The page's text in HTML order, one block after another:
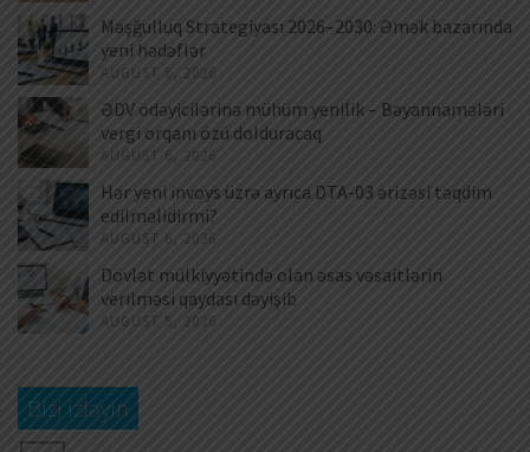
Məşğulluq Strategiyası 2026–2030: Əmək bazarında
yeni hədəflər
AUGUST 6, 2026
ƏDV ödəyicilərinə mühüm yenilik – Bəyannamələri
vergi orqanı özü dolduracaq
AUGUST 6, 2026
Hər yeni invoys üzrə ayrıca DTA-03 ərizəsi təqdim
edilməlidirmi?
AUGUST 6, 2026
Dövlət mülkiyyətində olan əsas vəsaitlərin
verilməsi qaydası dəyişib
AUGUST 5, 2026
Bizi izləyin